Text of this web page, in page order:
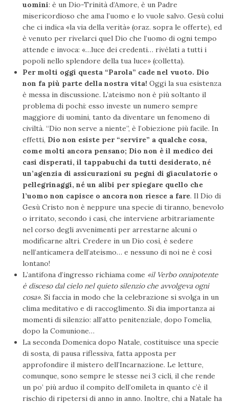
uomini: è un Dio-Trinità d’Amore, è un Padre
misericordioso che ama l’uomo e lo vuole salvo. Gesù colui
che ci indica «la via della verità» (oraz. sopra le offerte), ed
è venuto per rivelarci quel Dio che l’uomo di ogni tempo
attende e invoca: «…luce dei credenti… rivélati a tutti i
popoli nello splendore della tua luce» (colletta).
Per molti oggi questa “Parola” cade nel vuoto. Dio
non fa più parte della nostra vita! Oggi la sua esistenza
è messa in discussione. L’ateismo non è più soltanto il
problema di pochi: esso investe un numero sempre
maggiore di uomini, tanto da diventare un fenomeno di
civiltà. “Dio non serve a niente”, è l’obiezione più facile. In
effetti, Dio non esiste per “servire” a qualche cosa,
come molti ancora pensano; Dio non è il medico dei
casi disperati, il tappabuchi da tutti desiderato, né
un’agenzia di assicurazioni su pegni di giaculatorie o
pellegrinaggi, né un alibi per spiegare quello che
l’uomo non capisce o ancora non riesce a fare. Il Dio di
Gesù Cristo non è neppure una specie di tiranno, benevolo
o irritato, secondo i casi, che interviene arbitrariamente
nel corso degli avvenimenti per arrestarne alcuni o
modificarne altri. Credere in un Dio così, è sedere
nell’anticamera dell’ateismo… e nessuno di noi ne è così
lontano!
L’antifona d’ingresso richiama come «il Verbo onnipotente
è disceso dal cielo nel quieto silenzio che avvolgeva ogni
cosa». Si faccia in modo che la celebrazione si svolga in un
clima meditativo e di raccoglimento. Si dia importanza ai
momenti di silenzio: all’atto penitenziale, dopo l’omelia,
dopo la Comunione…
La seconda Domenica dopo Natale, costituisce una specie
di sosta, di pausa riflessiva, fatta apposta per
approfondire il mistero dell’Incarnazione. Le letture,
comunque, sono sempre le stesse nei 3 cicli, il che rende
un po’ più arduo il compito dell’omileta in quanto c’è il
rischio di ripetersi di anno in anno. Inoltre, chi a Natale ha